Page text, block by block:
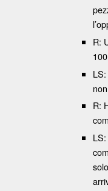
R:
R: